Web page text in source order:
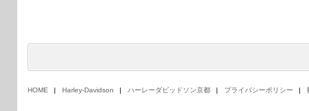
HOME Harley-Davidson ハーレーダビッドソン京都 プライバシーポリシー